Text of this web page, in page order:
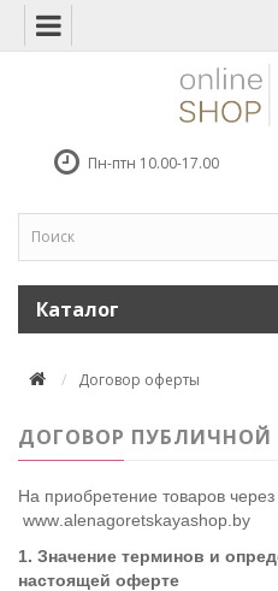
Пн-птн 10.00-17.00
Каталог
Договор оферты
ДОГОВОР ПУБЛИЧНОЙ
На приобретение товаров
www alenagoretskayashop by
1. Значение терминов и
настоящей оферте